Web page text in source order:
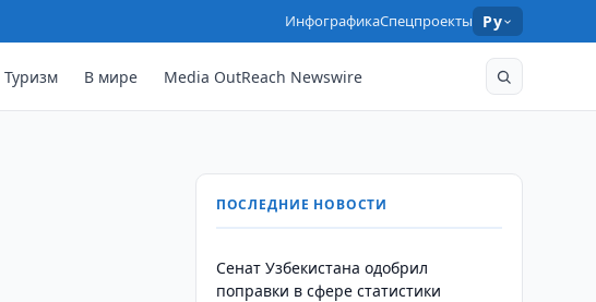
ИнфографикаСпецпроекты Ру
Туризм В мире Media OutReach Newswire
ПОСЛЕДНИЕ НОВОСТИ
Сенат Узбекистана одобрил
поправки в сфере статистики